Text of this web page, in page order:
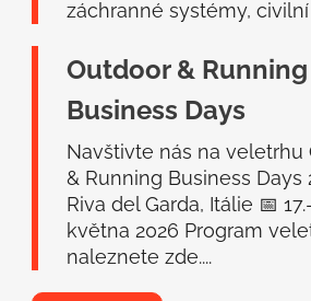
záchranné systémy, civilní
Outdoor & Running
Business Days
Navštivte nás na veletrhu
& Running Business Days
Riva del Garda, Itálie 📅
května 2026 Program
naleznete zde....